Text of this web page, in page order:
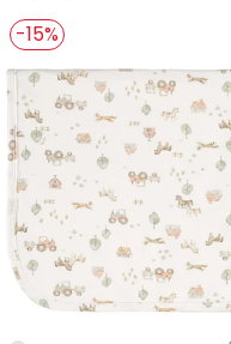
-15%